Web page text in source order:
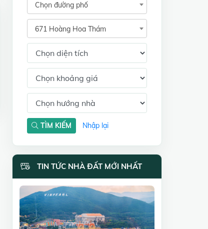
Chọn đường phố
671 Hoàng Hoa Thám
TÌM KIẾM Nhập lại
TIN TỨC NHÀ ĐẤT MỚI NHẤT